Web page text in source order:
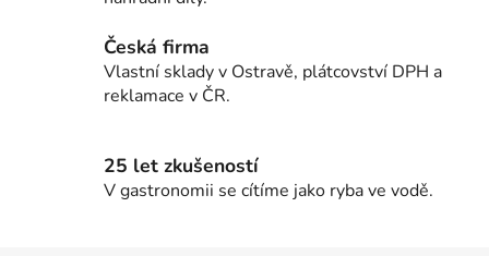
y
p
i
s
Česká firma
Vlastní sklady v Ostravě, plátcovství DPH a
reklamace v ČR.
25 let zkušeností
V gastronomii se cítíme jako ryba ve vodě.